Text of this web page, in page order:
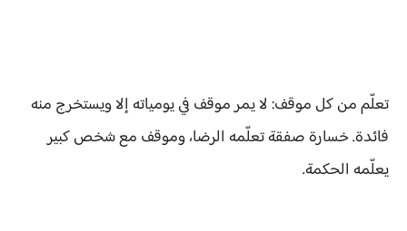
تعلّم من كل موقف: لا يمر موقف في يومياته إلا ويستخرج منه
فائدة. خسارة صفقة تعلّمه الرضا، وموقف مع شخص كبير
يعلّمه الحكمة.